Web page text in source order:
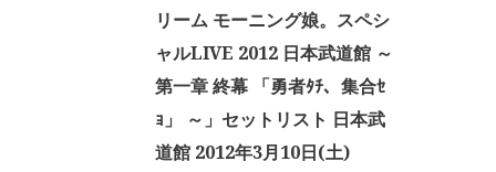
リーム モーニング娘。スペシ
ャルLIVE 2012 日本武道館 ～
第一章 終幕 「勇者ﾀﾁ、集合ｾ
ｮ」 ～」セットリスト 日本武
道館 2012年3月10日(土)